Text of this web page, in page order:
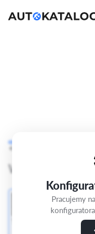
Pracujemy
Audi A3
Advanced
Wybierz